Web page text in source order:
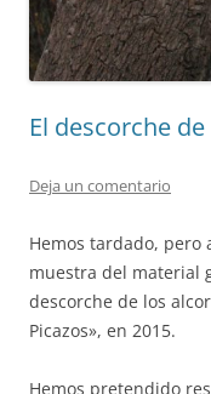
El descorche
Deja un comentario
Hemos tardado, pero
muestra del material
descorche de los
Picazos», en 2015.
Hemos pretendido